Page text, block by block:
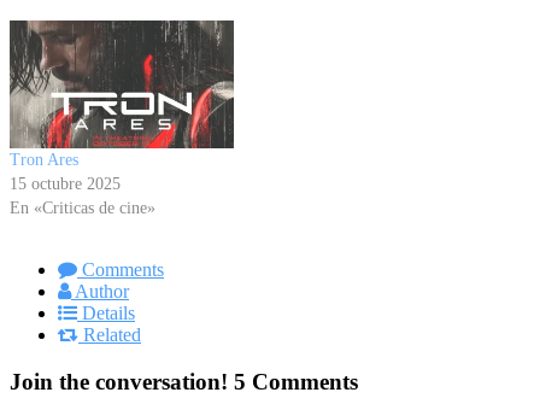
Tron Ares
15 octubre 2025
En «Criticas de cine»
Comments
Author
Details
Related
Join the conversation! 5 Comments